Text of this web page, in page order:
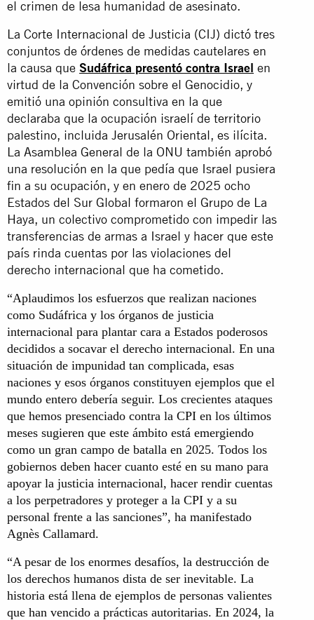
el crimen de lesa humanidad de asesinato.
La Corte Internacional de Justicia (CIJ) dictó tres
conjuntos de órdenes de medidas cautelares en
la causa que Sudáfrica presentó contra Israel en
virtud de la Convención sobre el Genocidio, y
emitió una opinión consultiva en la que
declaraba que la ocupación israelí de territorio
palestino, incluida Jerusalén Oriental, es ilícita.
La Asamblea General de la ONU también aprobó
una resolución en la que pedía que Israel pusiera
fin a su ocupación, y en enero de 2025 ocho
Estados del Sur Global formaron el Grupo de La
Haya, un colectivo comprometido con impedir las
transferencias de armas a Israel y hacer que este
país rinda cuentas por las violaciones del
derecho internacional que ha cometido.
“Aplaudimos los esfuerzos que realizan naciones
como Sudáfrica y los órganos de justicia
internacional para plantar cara a Estados poderosos
decididos a socavar el derecho internacional. En una
situación de impunidad tan complicada, esas
naciones y esos órganos constituyen ejemplos que el
mundo entero debería seguir. Los crecientes ataques
que hemos presenciado contra la CPI en los últimos
meses sugieren que este ámbito está emergiendo
como un gran campo de batalla en 2025. Todos los
gobiernos deben hacer cuanto esté en su mano para
apoyar la justicia internacional, hacer rendir cuentas
a los perpetradores y proteger a la CPI y a su
personal frente a las sanciones”, ha manifestado
Agnès Callamard.
“A pesar de los enormes desafíos, la destrucción de
los derechos humanos dista de ser inevitable. La
historia está llena de ejemplos de personas valientes
que han vencido a prácticas autoritarias. En 2024, la